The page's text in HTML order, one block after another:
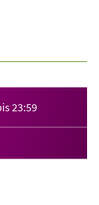
23:59